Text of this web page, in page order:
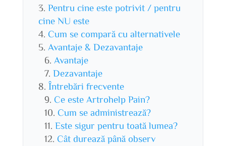
Pentru cine este potrivit / pentru
cine NU este
Cum se compară cu alternativele
Avantaje & Dezavantaje
Avantaje
Dezavantaje
Întrebări frecvente
Ce este Artrohelp Pain?
Cum se administrează?
Este sigur pentru toată lumea?
Cât durează până observ